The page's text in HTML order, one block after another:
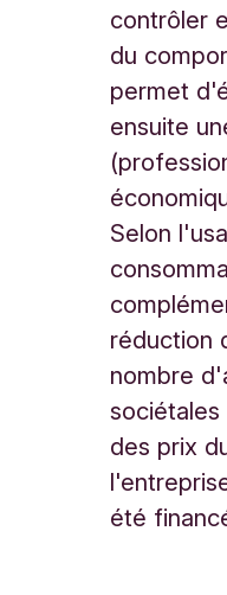
o
n
e
2
/
2
8
H
e
r
l
e
e
contrôler
du
permet
ensuite
Selon
réduction
nombre
sociétales
des prix
été